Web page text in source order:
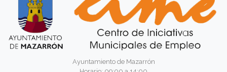
Ayuntamiento de Mazarrón